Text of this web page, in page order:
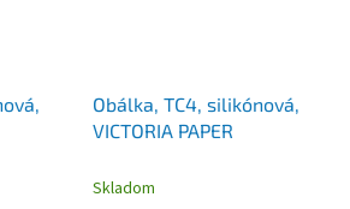
Obálka, TC4, silikónová,
VICTORIA PAPER
Skladom